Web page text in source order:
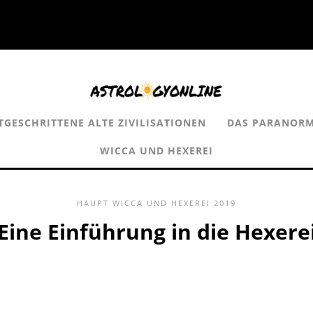
ALTE ZIVILISATIONEN DAS
WICCA UND HEXEREI
HAUPT WICCA UND HEXEREI 2019
Einführung in die